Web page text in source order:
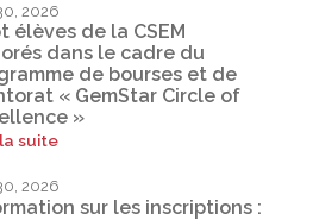
2026
élèves de la CSEM
dans le cadre du
de bourses et de
« GemStar Circle of
»
suite
2026
sur les inscriptions :